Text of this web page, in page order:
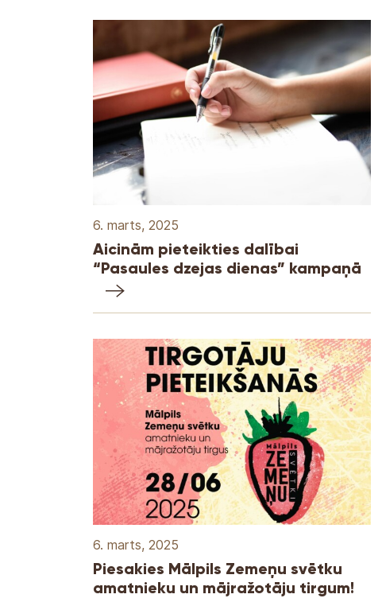
6. marts, 2025
Aicinām pieteikties dalībai
“Pasaules dzejas dienas” kampaņā
6. marts, 2025
Piesakies Mālpils Zemeņu svētku
amatnieku un mājražotāju tirgum!